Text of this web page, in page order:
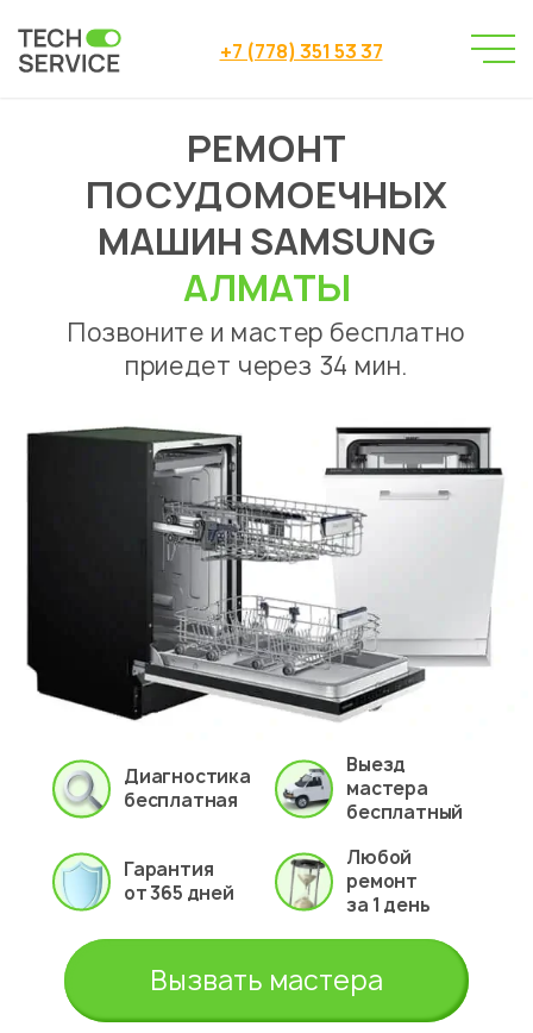
+7 (778) 351 53 37
Сервисный центр
Ремонт посудомоечных машин
РЕМОНТ
ПОСУДОМОЕЧНЫХ
МАШИН SAMSUNG
АЛМАТЫ
Позвоните и мастер бесплатно
приедет через 34 мин.
Диагностика
бесплатная
Выезд
мастера
бесплатный
Гарантия
от 365 дней
Любой
ремонт
за 1 день
Вызвать мастера